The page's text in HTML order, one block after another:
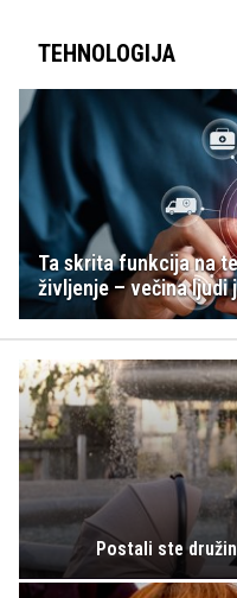
TEHNOLOGIJA
Ta skrita funkcija na
življenje – večina ljudi
Postali ste